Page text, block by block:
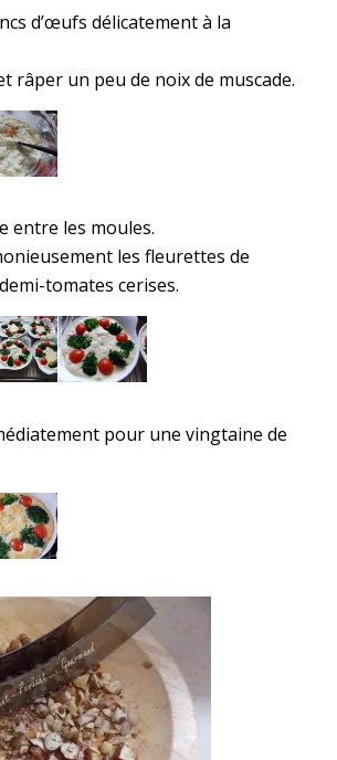
d’œufs délicatement à la
râper un peu de noix de muscade.
entre les moules.
les fleurettes de
tomates cerises.
pour une vingtaine de